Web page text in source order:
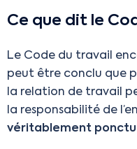
Ce que dit le
Le Code du travail
peut être conclu que
la relation de travail
la responsabilité de
véritablement